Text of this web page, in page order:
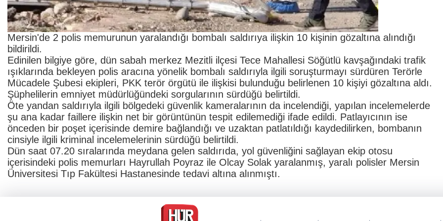
Mersin'de 2 polis memurunun yaralandığı bombalı saldırıya ilişkin 10 kişinin gözaltına alındığı
bildirildi.
Edinilen bilgiye göre, dün sabah merkez Mezitli ilçesi Tece Mahallesi Söğütlü kavşağındaki trafik
ışıklarında bekleyen polis aracına yönelik bombalı saldırıyla ilgili soruşturmayı sürdüren Terörle
Mücadele Şubesi ekipleri, PKK terör örgütü ile ilişkisi bulunduğu belirlenen 10 kişiyi gözaltına aldı.
Şüphelilerin emniyet müdürlüğündeki sorgularının sürdüğü belirtildi.
Öte yandan saldırıyla ilgili bölgedeki güvenlik kameralarının da incelendiği, yapılan incelemelerde
şu ana kadar faillere ilişkin net bir görüntünün tespit edilemediği ifade edildi. Patlayıcının ise
önceden bir poşet içerisinde demire bağlandığı ve uzaktan patlatıldığı kaydedilirken, bombanın
cinsiyle ilgili kriminal incelemelerinin sürdüğü belirtildi.
Dün saat 07.20 sıralarında meydana gelen saldırıda, yol güvenliğini sağlayan ekip otosu
içerisindeki polis memurları Hayrullah Poyraz ile Olcay Solak yaralanmış, yaralı polisler Mersin
Üniversitesi Tıp Fakültesi Hastanesinde tedavi altına alınmıştı.